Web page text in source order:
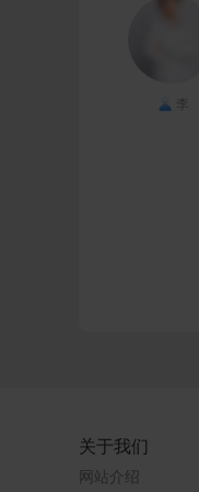
李
关于我们
网站介绍